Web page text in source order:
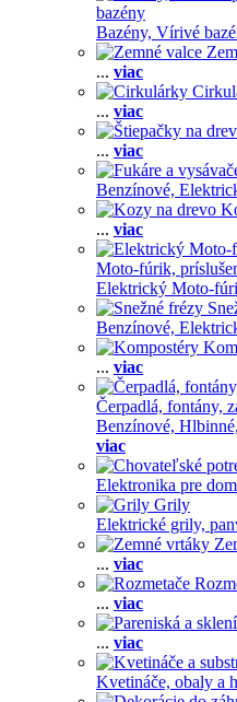
bazény
Bazény, Vírivé
... viac
... viac
... viac
Benzínové,
... viac
Moto-fúrik,
Elektrický Moto-
Benzínové,
... viac
Čerpadlá, fontány,
Benzínové, Hlbinné,
viac
Elektronika pre
Grily
Elektrické grily,
... viac
... viac
... viac
Kvetináče, obaly a